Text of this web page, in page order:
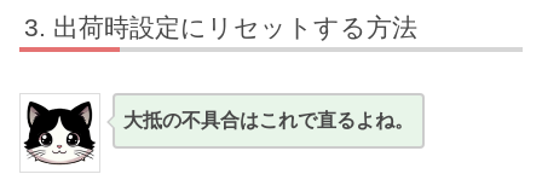
出荷時設定にリセットする方法
大抵の不具合はこれで直るよね。